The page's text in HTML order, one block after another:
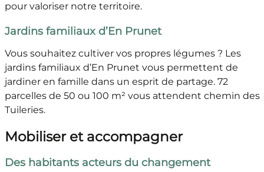
pour valoriser notre territoire.
Jardins familiaux d’En Prunet
Vous souhaitez cultiver vos propres légumes ? Les
jardins familiaux d’En Prunet vous permettent de
jardiner en famille dans un esprit de partage. 72
parcelles de 50 ou 100 m² vous attendent chemin des
Tuileries.
Mobiliser et accompagner
Des habitants acteurs du changement